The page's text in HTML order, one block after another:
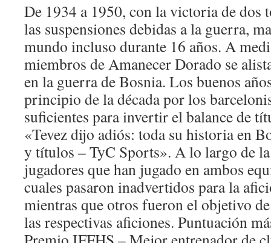
De 1934 a 1950, con la victoria de dos
las suspensiones debidas a la guerra,
mundo incluso durante 16 años. A
miembros de Amanecer Dorado se
en la guerra de Bosnia. Los buenos
principio de la década por los
suficientes para invertir el balance de
«Tevez dijo adiós: toda su historia en
y títulos – TyC Sports». A lo largo de
jugadores que han jugado en ambos
cuales pasaron inadvertidos para la
mientras que otros fueron el objetivo
las respectivas aficiones. Puntuación